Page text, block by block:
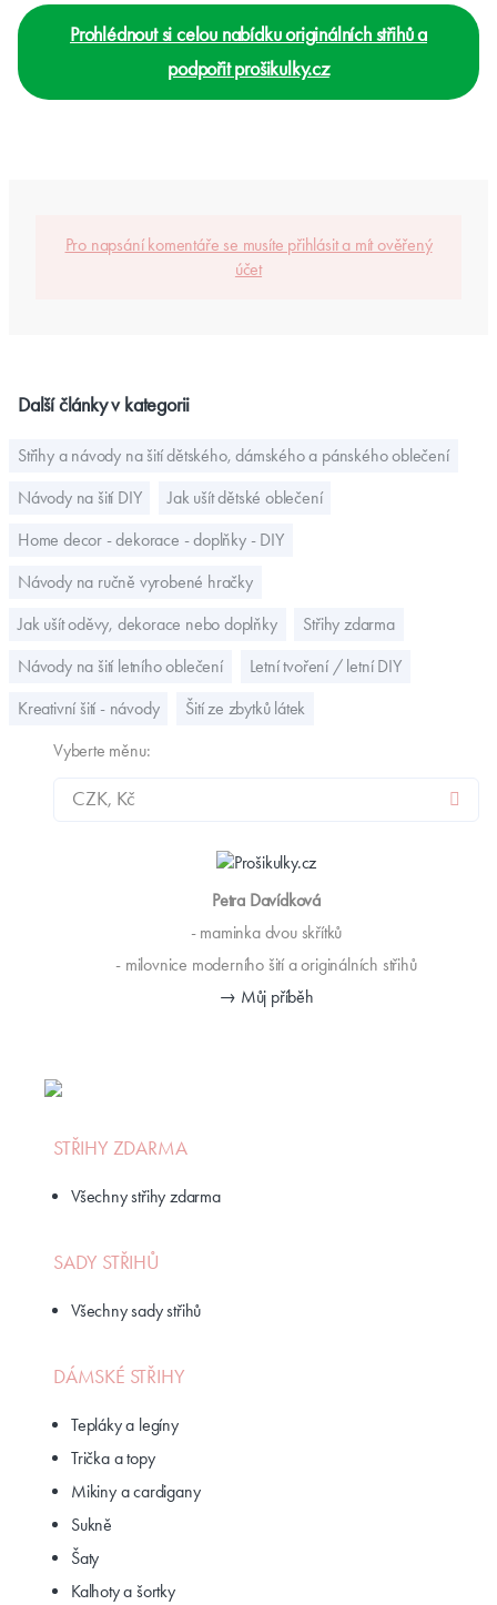
Prohlédnout si celou nabídku originálních střihů a
podpořit prošikulky.cz
Pro napsání komentáře se musíte přihlásit a mít ověřený
účet
Další články v kategorii
Střihy a návody na šití dětského, dámského a pánského oblečení
Návody na šití DIY
Jak ušít dětské oblečení
Home decor - dekorace - doplňky - DIY
Návody na ručně vyrobené hračky
Jak ušít oděvy, dekorace nebo doplňky
Střihy zdarma
Návody na šití letního oblečení
Letní tvoření / letní DIY
Kreativní šití - návody
Šití ze zbytků látek
Vyberte měnu:
Petra Davídková
- maminka dvou skřítků
- milovnice moderního šití a originálních střihů
→ Můj příběh
STŘIHY ZDARMA
Všechny střihy zdarma
SADY STŘIHŮ
Všechny sady střihů
DÁMSKÉ STŘIHY
Tepláky a legíny
Trička a topy
Mikiny a cardigany
Sukně
Šaty
Kalhoty a šortky